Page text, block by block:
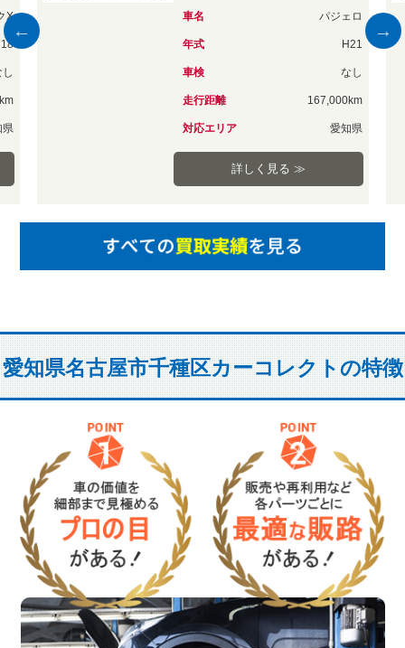
ロ
し
県
車名 A5
年式 H30
車検 有
走行距離 20,000km
対応エリア 愛知県
詳しく見る ≫
愛知県名古屋市千種区カーコレクトの特徴